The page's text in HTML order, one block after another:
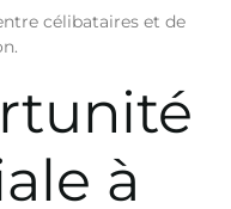
célibataires et de
à